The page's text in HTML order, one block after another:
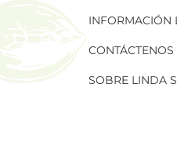
INFORMACIÓN
CONTÁCTENOS
SOBRE LINDA